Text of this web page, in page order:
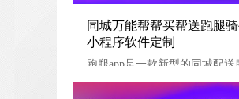
同城万能帮帮买帮送跑腿骑手
定制
同城万能帮帮买帮送跑腿
小程序软件定制